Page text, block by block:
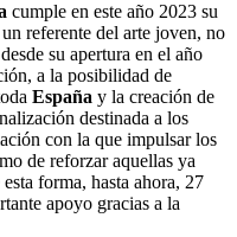
cumple en este año 2023 su
referente del arte joven, no
su apertura en el año
a la posibilidad de
España y la creación de
destinada a los
con la que impulsar los
de reforzar aquellas ya
forma, hasta ahora, 27
apoyo gracias a la